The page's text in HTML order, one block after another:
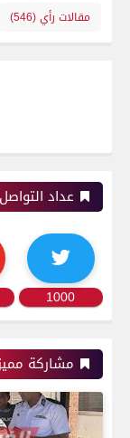
مقالات رأي(546)
عداد
1000
مشاركة
رياضة
اتحاد
الإفريقية